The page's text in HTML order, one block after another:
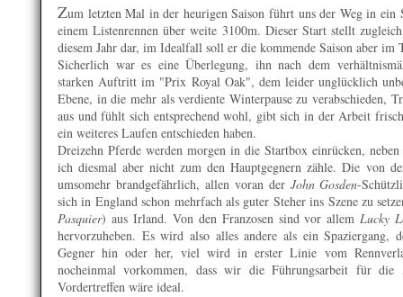
Zum letzten Mal in der heurigen Saison führt uns der Weg in ein
einem Listenrennen über weite 3100m. Dieser Start stellt
diesem Jahr dar, im Idealfall soll er die kommende Saison aber im
Sicherlich war es eine Überlegung, ihn nach dem
starken Auftritt im "Prix Royal Oak", dem leider unglücklich
Ebene, in die mehr als verdiente Winterpause zu verabschieden,
aus und fühlt sich entsprechend wohl, gibt sich in der Arbeit
ein weiteres Laufen entschieden haben.
Dreizehn Pferde werden morgen in die Startbox einrücken,
ich diesmal aber nicht zum den Hauptgegnern zähle. Die von
umsomehr brandgefährlich, allen voran der John Gosden-
sich in England schon mehrfach als guter Steher ins Szene zu
Pasquier) aus Irland. Von den Franzosen sind vor allemLucky
hervorzuheben. Es wird also alles andere als ein
Gegner hin oder her, viel wird in erster Linie vom
nocheinmal vorkommen, dass wir die Führungsarbeit für
Vordertreffen wäre ideal.